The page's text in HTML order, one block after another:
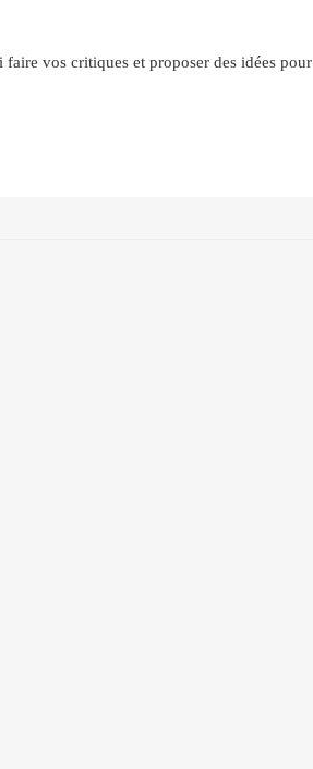
vos critiques et proposer des idées pour